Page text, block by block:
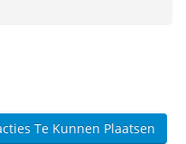
Te Kunnen Plaatsen